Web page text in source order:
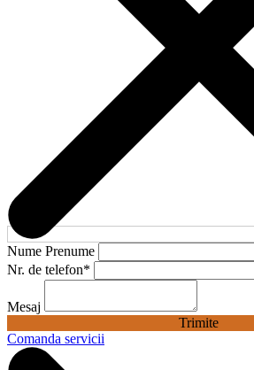
Nume Prenume
Nr. de telefon*
Mesaj
Trimite
Comanda servicii